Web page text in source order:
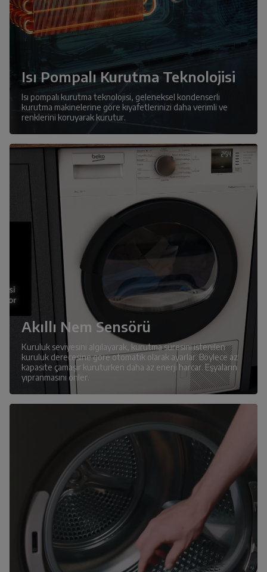
Isı Pompalı Kurutma Teknolojisi
Isı pompalı kurutma teknolojisi, geleneksel kondenserli
kurutma makinelerine göre kıyafetlerinizi daha verimli ve
renklerini koruyarak kurutur.
Akıllı Nem Sensörü
Kuruluk seviyesini algılayarak, kurutma süresini istenilen
kuruluk derecesine göre otomatik olarak ayarlar. Böylece az
kapasite çamaşır kuruturken daha az enerji harcar. Eşyaların
yıpranmasını önler.